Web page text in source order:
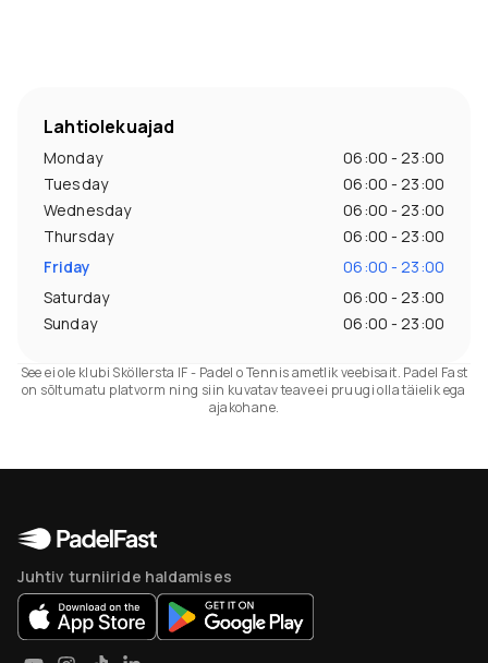
Lahtiolekuajad
Monday
06:00 - 23:00
Tuesday
06:00 - 23:00
Wednesday
06:00 - 23:00
Thursday
06:00 - 23:00
Friday
06:00 - 23:00
Saturday
06:00 - 23:00
Sunday
06:00 - 23:00
See ei ole klubi Sköllersta IF - Padel o Tennis ametlik veebisait. Padel Fast
on sõltumatu platvorm ning siin kuvatav teave ei pruugi olla täielik ega
ajakohane.
Juhtiv turniiride haldamises